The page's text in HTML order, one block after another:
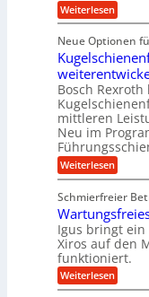
f
r
r
a
u
e
U
m
g
b
u
n
g
e
n
e
n
g
a
n
g
S
t
e
l
l
e
n
e
r
u
n
g
f
ü
r
R
a
p
i
d
a
-
M
a
n
f
r
A
u
t
o
m
o
t
i
v
e
n
d
M
a
s
c
h
i
Weiterlesen:
D
g
i
t
a
l
e
r
W
e
r
k
z
e
u
g
k
r
e
i
s
Neue Optionen
Bosch Rexroth
mittleren
Neu im
Weiterlesen:
K
g
e
l
s
c
h
i
e
Schmierfreier
Igus bringt ein
Xiros auf den
funktioniert.
Weiterlesen:
W